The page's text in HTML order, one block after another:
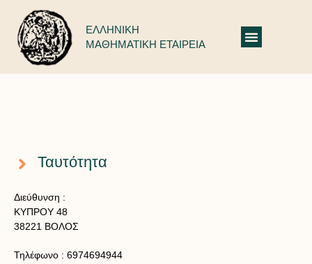
ΕΛΛΗΝΙΚΗ
ΜΑΘΗΜΑΤΙΚΗ ΕΤΑΙΡΕΙΑ
Ταυτότητα
Διεύθυνση :
ΚΥΠΡΟΥ 48
38221 ΒΟΛΟΣ
Τηλέφωνο : 6974694944